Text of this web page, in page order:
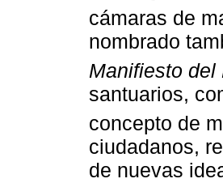
cámaras de
nombrado
Manifiesto del
santuarios,
concepto de
ciudadanos,
de nuevas